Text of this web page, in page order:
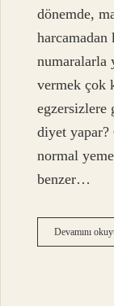
dönemde,
numaralarla
vermek çok
egzersizlere
diyet yapar?
normal
benzer…
Devamını